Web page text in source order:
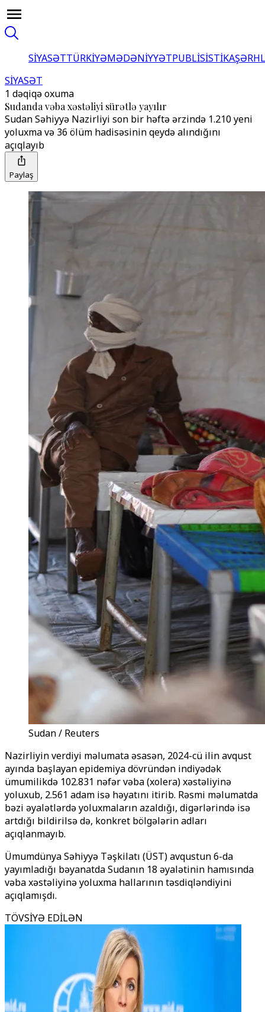
SİYASƏTTÜRKİYƏMƏDƏNİYYƏTPUBLİSİSTİKA
SİYASƏT
1 dəqiqə oxuma
Sudanda vəba xəstəliyi sürətlə yayılır
Sudan Səhiyyə Nazirliyi son bir həftə ərzində 1.210 yeni
yoluxma və 36 ölüm hadisəsinin qeydə alındığını
açıqlayıb
Paylaş
Sudan / Reuters
Nazirliyin verdiyi məlumata əsasən, 2024-cü ilin avqust
ayında başlayan epidemiya dövründən indiyədək
ümumilikdə 102.831 nəfər vəba (xolera) xəstəliyinə
yoluxub, 2.561 adam isə həyatını itirib. Rəsmi məlumatda
bəzi əyalətlərdə yoluxmaların azaldığı, digərlərində isə
artdığı bildirilsə də, konkret bölgələrin adları
açıqlanmayıb.
Ümumdünya Səhiyyə Təşkilatı (ÜST) avqustun 6-da
yayımladığı bəyanatda Sudanın 18 əyalətinin hamısında
vəba xəstəliyinə yoluxma hallarının təsdiqləndiyini
açıqlamışdı.
TÖVSİYƏ EDİLƏN